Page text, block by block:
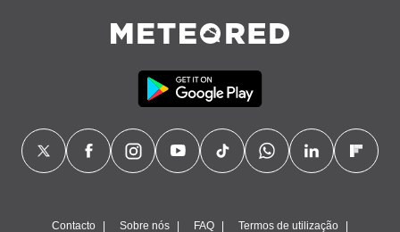
Contacto Sobre nós FAQ Termos de utilização